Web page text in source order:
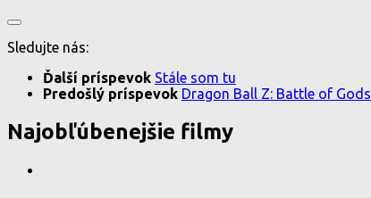
Sledujte nás:
Ďalší príspevok Stále som tu
Predošlý príspevok Dragon Ball Z: Battle of Gods
Najobľúbenejšie filmy